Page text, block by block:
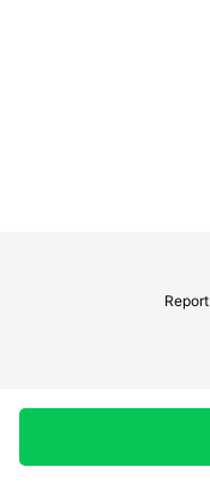
Report